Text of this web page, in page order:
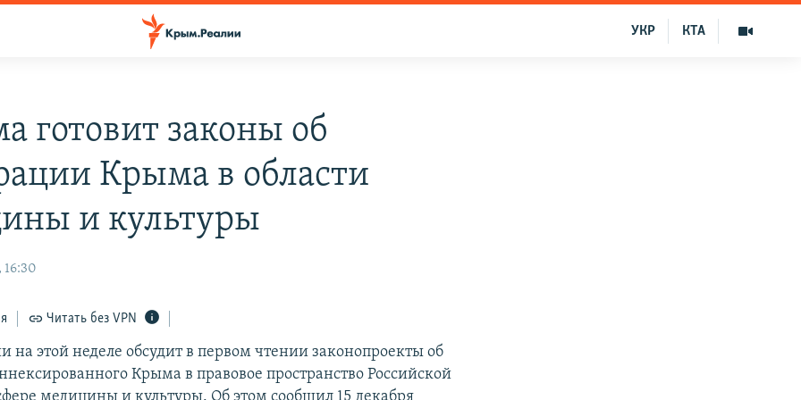
КТА
УКР
готовит законы об
Крыма в области
и культуры
16:30
Читать без VPN
на этой неделе обсудит в первом чтении законопроекты об
Крыма в правовое пространство Российской